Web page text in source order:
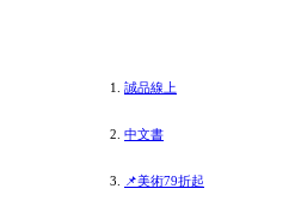
誠品線上
中文書
📌美術79折起